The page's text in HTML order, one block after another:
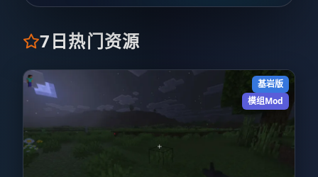
7日热门资源
基岩版
模组Mod